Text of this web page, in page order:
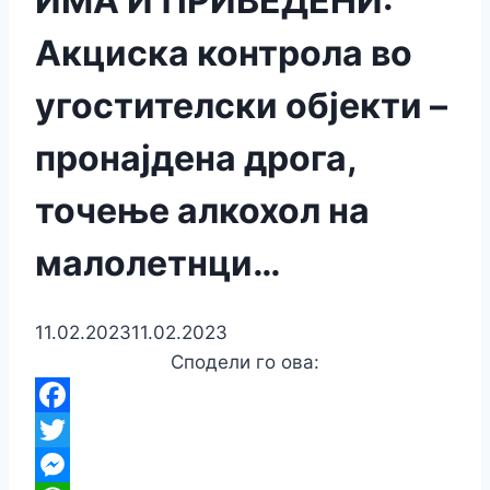
Акциска контрола во
угостителски објекти –
пронајдена дрога,
точење алкохол на
малолетнци…
11.02.202311.02.2023
Сподели го ова: